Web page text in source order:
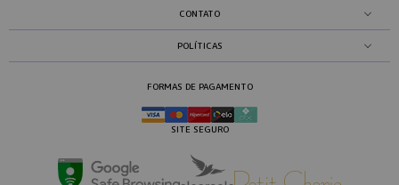
CONTATO
POLÍTICAS
FORMAS DE PAGAMENTO
SITE SEGURO